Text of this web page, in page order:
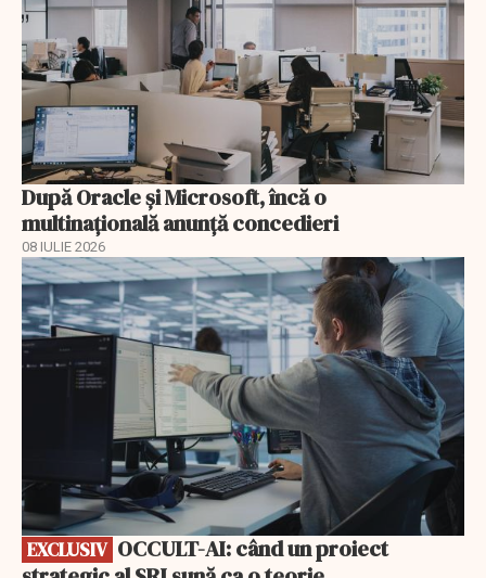
După Oracle şi Microsoft, încă o
multinaţională anunţă concedieri
08 IULIE 2026
EXCLUSIV
EXCLUSIV